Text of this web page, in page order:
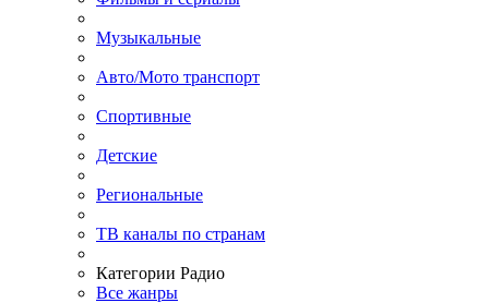
Музыкальные
Авто/Мото транспорт
Спортивные
Детские
Региональные
ТВ каналы по странам
Категории Радио
Все жанры